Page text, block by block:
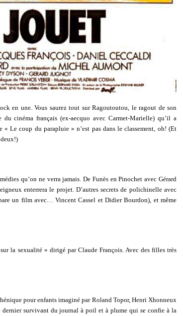
en une. Vous saurez tout sur Ragoutoutou, le ragout de son
cinéma français (ex-aecquo avec Carmet-Marielle) qu’il a
Le coup du parapluie » n’est pas dans le classement, oh! (Et
qu’on ne verra jamais. De Funès en Pinochet avec Gérard
enterrera le projet. D’autres secrets de polichinelle avec
un film avec… Vincent Cassel et Didier Bourdon), et même
la sexualité » dirigé par Claude François. Avec des filles très
pour enfants imaginé par Roland Topor, Henri Xhonneux
survivant du journal à poil et à plume qui se confie à la